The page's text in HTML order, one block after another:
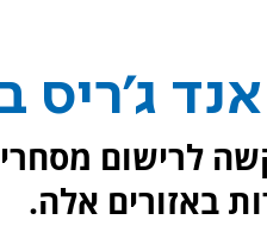
ג'ריס
לרישום
באזורים אלה.